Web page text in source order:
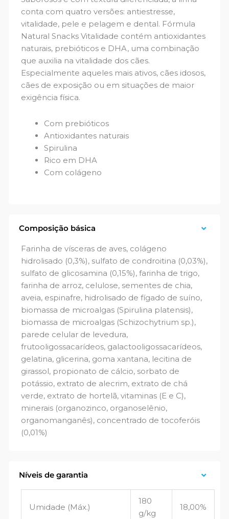
conta com quatro versões: antiestresse,
vitalidade, pele e pelagem e dental. Fórmula
Natural Snacks Vitalidade contém antioxidantes
naturais, prebióticos e DHA, uma combinação
que auxilia na vitalidade dos cães.
Especialmente aqueles mais ativos, cães idosos,
cães de exposição ou em situações de maior
exigência física.
Com prebióticos
Antioxidantes naturais
Spirulina
Rico em DHA
Com colágeno
Composição básica
Farinha de vísceras de aves, colágeno
hidrolisado (0,3%), sulfato de condroitina (0,03%),
sulfato de glicosamina (0,15%), farinha de trigo,
farinha de arroz, celulose, sementes de chia,
aveia, espinafre, hidrolisado de fígado de suíno,
biomassa de microalgas (Spirulina platensis),
biomassa de microalgas (Schizochytrium sp.),
parede celular de levedura,
frutooligossacarídeos, galactooligossacarídeos,
gelatina, glicerina, goma xantana, lecitina de
girassol, propionato de cálcio, sorbato de
potássio, extrato de alecrim, extrato de chá
verde, extrato de hortelã, vitaminas (E e C),
minerais (organozinco, organoselênio,
organomanganês), concentrado de tocoferóis
(0,01%)
Níveis de garantia
Umidade (Máx.)
180
g/kg
18,00%